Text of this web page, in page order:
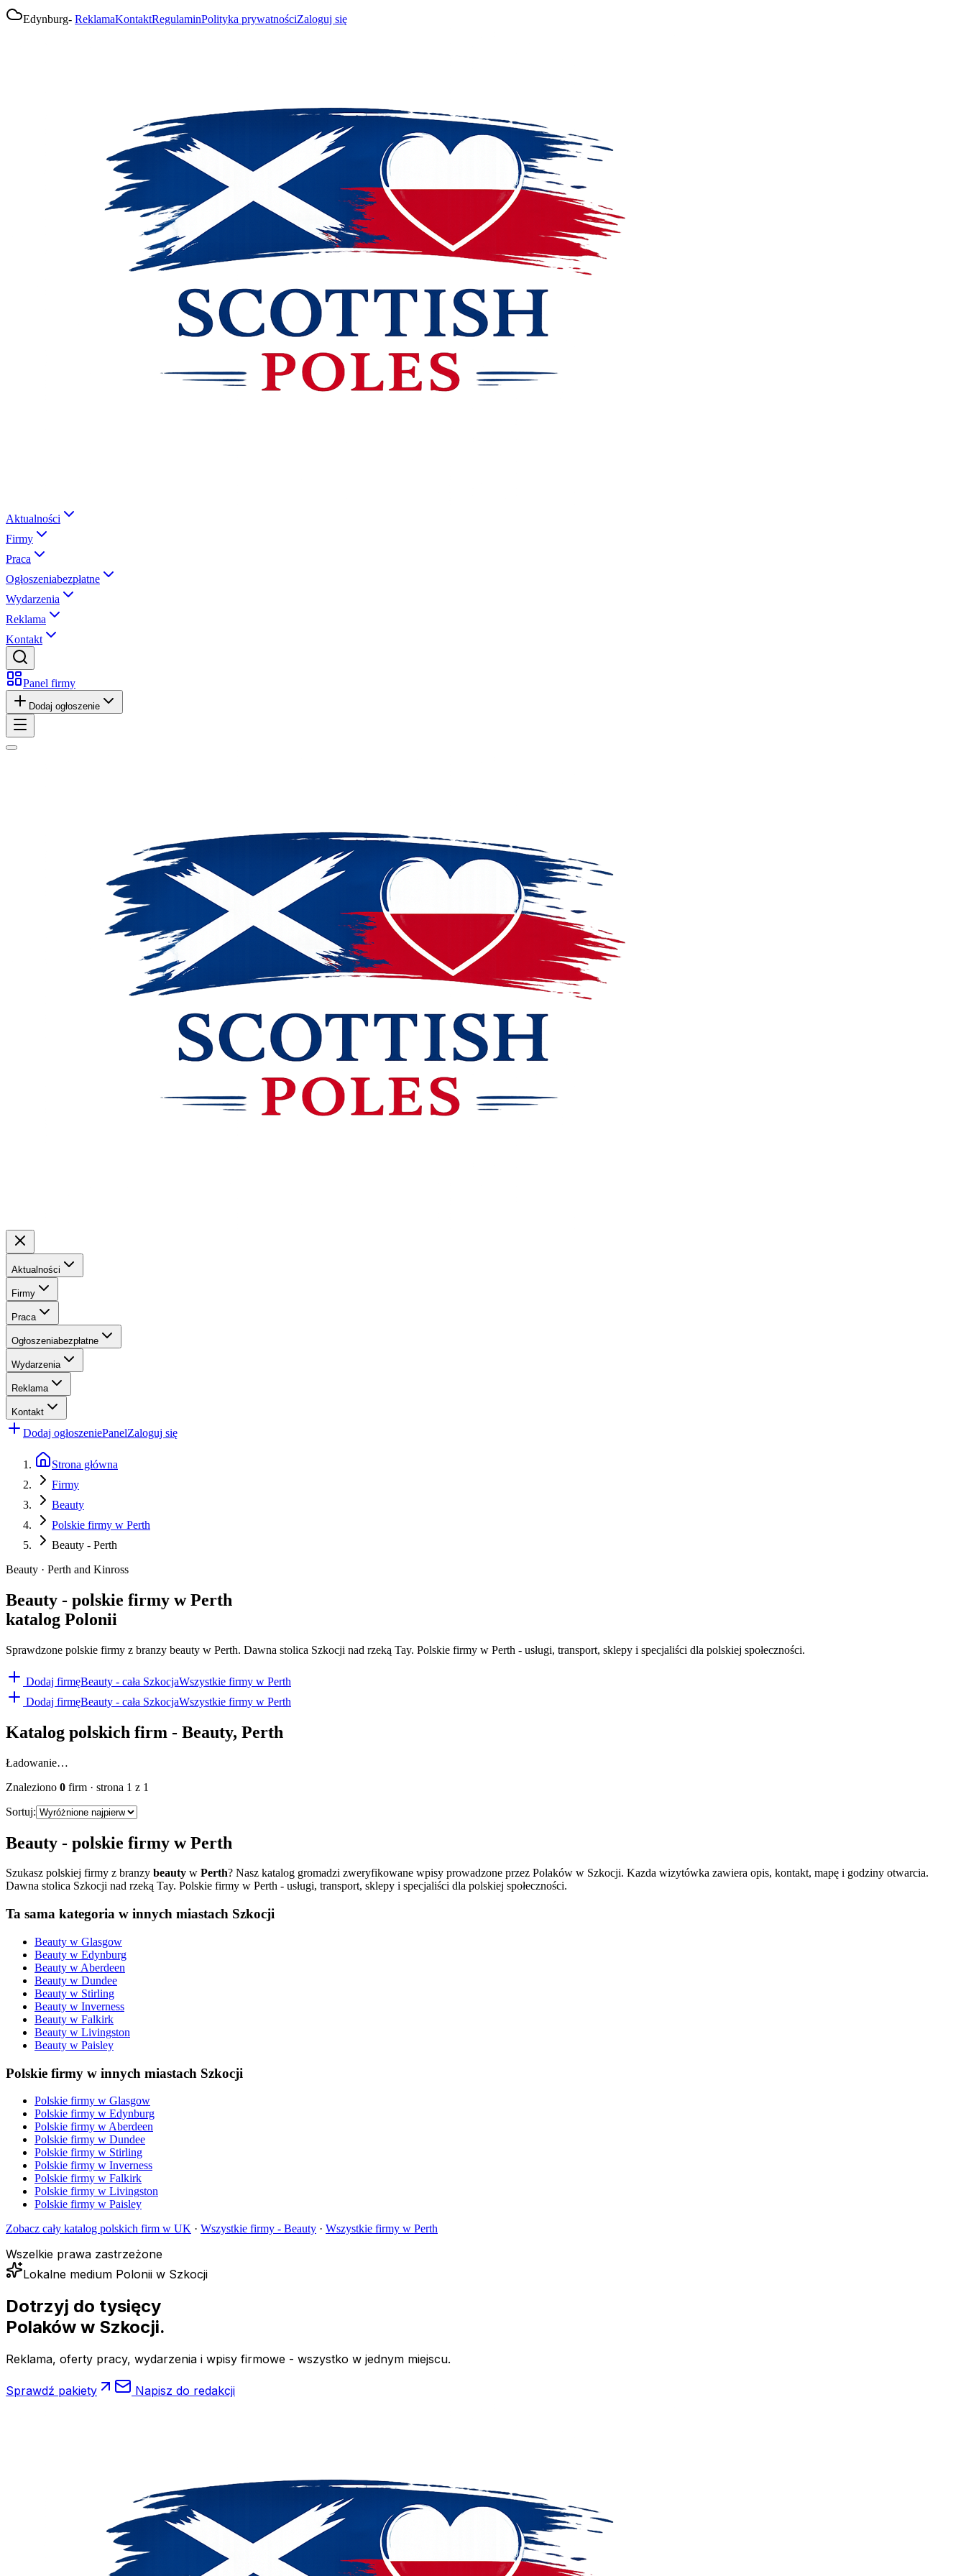
Edynburg- ReklamaKontaktRegulaminPolityka prywatnościZaloguj się
Aktualności
Firmy
Praca
Ogłoszeniabezpłatne
Wydarzenia
Reklama
Kontakt
Panel firmy
Dodaj ogłoszenie
Aktualności
Firmy
Praca
Ogłoszeniabezpłatne
Wydarzenia
Reklama
Kontakt
Dodaj ogłoszeniePanelZaloguj się
Strona główna
Firmy
Beauty
Polskie firmy w Perth
Beauty - Perth
Beauty · Perth and Kinross
Beauty - polskie firmy w Perth
katalog Polonii
Sprawdzone polskie firmy z branzy beauty w Perth. Dawna stolica Szkocji nad rzeką Tay. Polskie firmy w Perth - usługi, transport, sklepy i specjaliści dla polskiej społeczności.
Dodaj firmęBeauty - cała SzkocjaWszystkie firmy w Perth
Dodaj firmęBeauty - cała SzkocjaWszystkie firmy w Perth
Katalog polskich firm - Beauty, Perth
Ładowanie…
Znaleziono 0 firm · strona 1 z 1
Sortuj:
Beauty - polskie firmy wPerth
Szukasz polskiej firmy z branzy beauty w Perth? Nasz katalog gromadzi zweryfikowane wpisy prowadzone przez Polaków w Szkocji. Kazda wizytówka zawiera opis, kontakt, mapę i godziny otwarcia.
Dawna stolica Szkocji nad rzeką Tay. Polskie firmy w Perth - usługi, transport, sklepy i specjaliści dla polskiej społeczności.
Ta sama kategoria w innych miastach Szkocji
Beauty w Glasgow
Beauty w Edynburg
Beauty w Aberdeen
Beauty w Dundee
Beauty w Stirling
Beauty w Inverness
Beauty w Falkirk
Beauty w Livingston
Beauty w Paisley
Polskie firmy w innych miastach Szkocji
Polskie firmy w Glasgow
Polskie firmy w Edynburg
Polskie firmy w Aberdeen
Polskie firmy w Dundee
Polskie firmy w Stirling
Polskie firmy w Inverness
Polskie firmy w Falkirk
Polskie firmy w Livingston
Polskie firmy w Paisley
Zobacz cały katalog polskich firm w UK · Wszystkie firmy - Beauty · Wszystkie firmy w Perth
Wszelkie prawa zastrzeżone
Lokalne medium Polonii w Szkocji
Dotrzyj do tysięcy
Polaków w Szkocji.
Reklama, oferty pracy, wydarzenia i wpisy firmowe - wszystko w jednym miejscu.
Sprawdź pakiety Napisz do redakcji